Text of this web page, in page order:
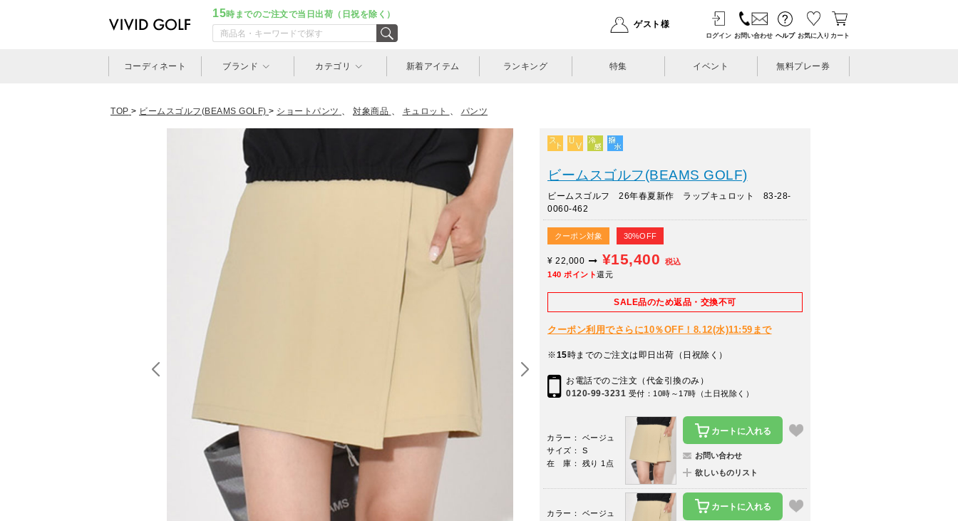
15時までのご注文で当日出荷（日祝を除く）
ゲスト様
ログイン お問い合わせ ヘルプ お気に入り カート
コーディネート ブランド カテゴリ 新着アイテム ランキング 特集 イベント 無料プレー券
TOP > ビームスゴルフ(BEAMS GOLF) > ショートパンツ 、 対象商品 、 キュロット 、 パンツ
ビームスゴルフ(BEAMS GOLF)
ビームスゴルフ 26年春夏新作 ラップキュロット 83-28-
0060-462
クーポン対象 30%OFF
¥ 22,000 ¥15,400
税込
140 ポイント還元
SALE品のため返品・交換不可
クーポン利用でさらに10％OFF！8.12(水)11:59まで
※15時までのご注文は即日出荷（日祝除く）
お電話でのご注文（代金引換のみ）
0120-99-3231 受付：10時～17時（土日祝除く）
カラー： ベージュ
サイズ： S
在 庫： 残り 1点
カートに入れる
お問い合わせ
欲しいものリスト
カラー： ベージュ
カートに入れる